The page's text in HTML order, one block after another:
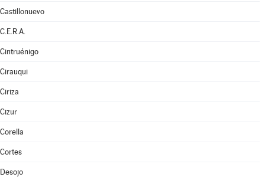
Castillonuevo
C.E.R.A.
Cintruénigo
Cirauqui
Ciriza
Cizur
Corella
Cortes
Desojo